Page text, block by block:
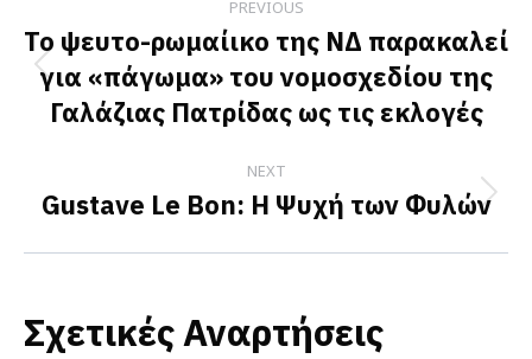
navigation
PREVIOUS
Previous
post:
Το ψευτο-ρωμαίικο της ΝΔ παρακαλεί
για «πάγωμα» του νομοσχεδίου της
Γαλάζιας Πατρίδας ως τις εκλογές
NEXT
Next
Gustave Le Bon: Η Ψυχή των Φυλών
Σχετικές Αναρτήσεις